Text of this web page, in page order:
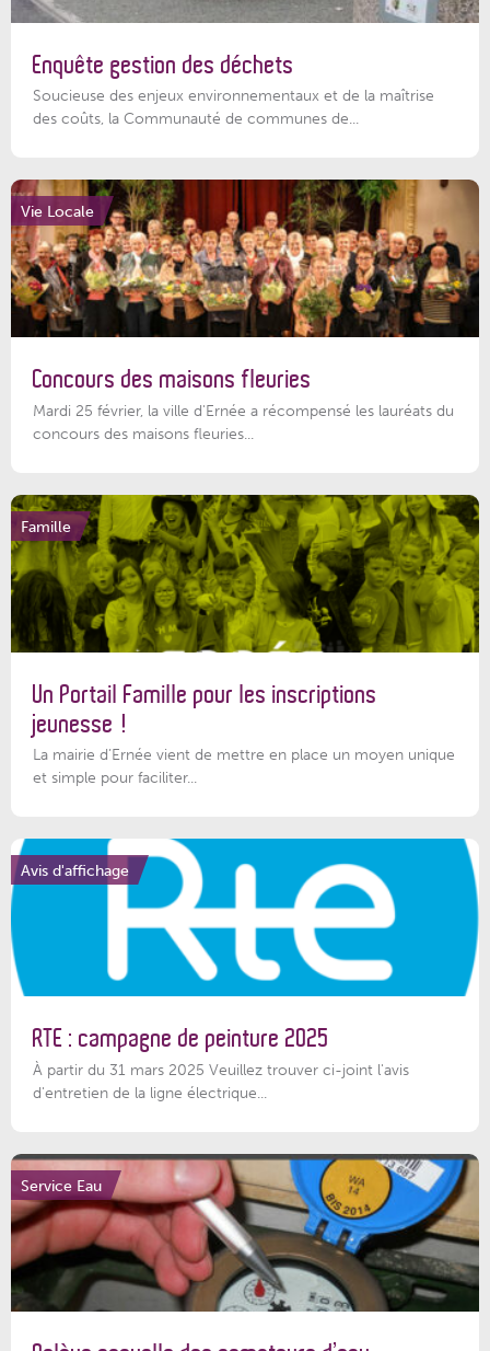
Enquête gestion des déchets
Soucieuse des enjeux environnementaux et de la maîtrise
des coûts, la Communauté de communes de...
Vie Locale
Concours des maisons fleuries
Mardi 25 février, la ville d'Ernée a récompensé les lauréats du
concours des maisons fleuries...
Famille
Un Portail Famille pour les inscriptions
jeunesse !
La mairie d’Ernée vient de mettre en place un moyen unique
et simple pour faciliter...
Avis d'affichage
RTE : campagne de peinture 2025
À partir du 31 mars 2025 Veuillez trouver ci-joint l'avis
d'entretien de la ligne électrique...
Service Eau